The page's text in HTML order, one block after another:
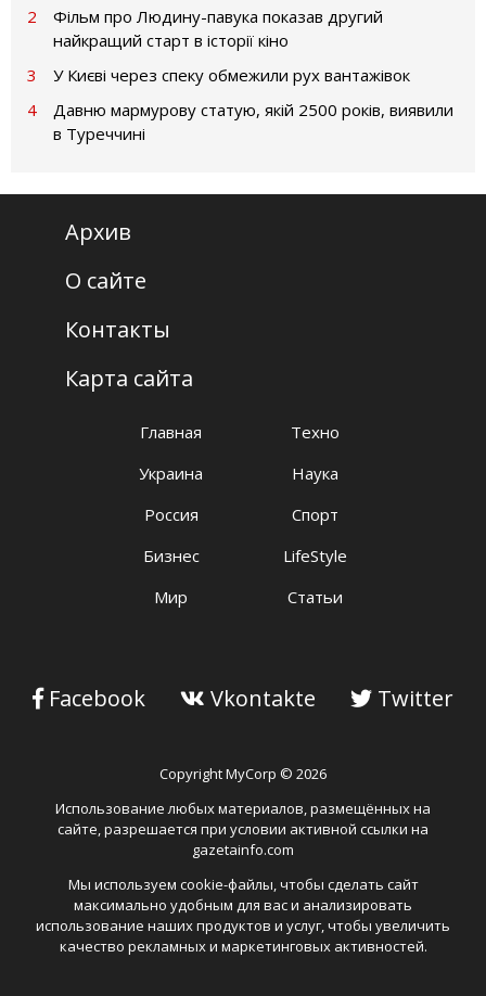
2
Фільм про Людину-павука показав другий
найкращий старт в історії кіно
3
У Києві через спеку обмежили рух вантажівок
4
Давню мармурову статую, якій 2500 років, виявили
в Туреччині
Copyright MyCorp © 2026
Использование любых материалов, размещённых на
сайте, разрешается при условии активной ссылки на
gazetainfo.com
Мы используем cookie-файлы, чтобы сделать сайт
максимально удобным для вас и анализировать
использование наших продуктов и услуг, чтобы увеличить
качество рекламных и маркетинговых активностей.
Главная
Украина
Россия
Бизнес
Мир
Техно
Наука
Спорт
LifeStyle
Статьи
Facebook Vkontakte Twitter
Архив
О сайте
Контакты
Карта сайта